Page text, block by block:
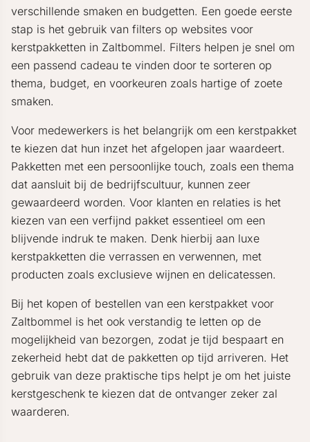
verschillende smaken en budgetten. Een goede eerste
stap is het gebruik van filters op websites voor
kerstpakketten in Zaltbommel. Filters helpen je snel om
een passend cadeau te vinden door te sorteren op
thema, budget, en voorkeuren zoals hartige of zoete
smaken.
Voor medewerkers is het belangrijk om een kerstpakket
te kiezen dat hun inzet het afgelopen jaar waardeert.
Pakketten met een persoonlijke touch, zoals een thema
dat aansluit bij de bedrijfscultuur, kunnen zeer
gewaardeerd worden. Voor klanten en relaties is het
kiezen van een verfijnd pakket essentieel om een
blijvende indruk te maken. Denk hierbij aan luxe
kerstpakketten die verrassen en verwennen, met
producten zoals exclusieve wijnen en delicatessen.
Bij het kopen of bestellen van een kerstpakket voor
Zaltbommel is het ook verstandig te letten op de
mogelijkheid van bezorgen, zodat je tijd bespaart en
zekerheid hebt dat de pakketten op tijd arriveren. Het
gebruik van deze praktische tips helpt je om het juiste
kerstgeschenk te kiezen dat de ontvanger zeker zal
waarderen.